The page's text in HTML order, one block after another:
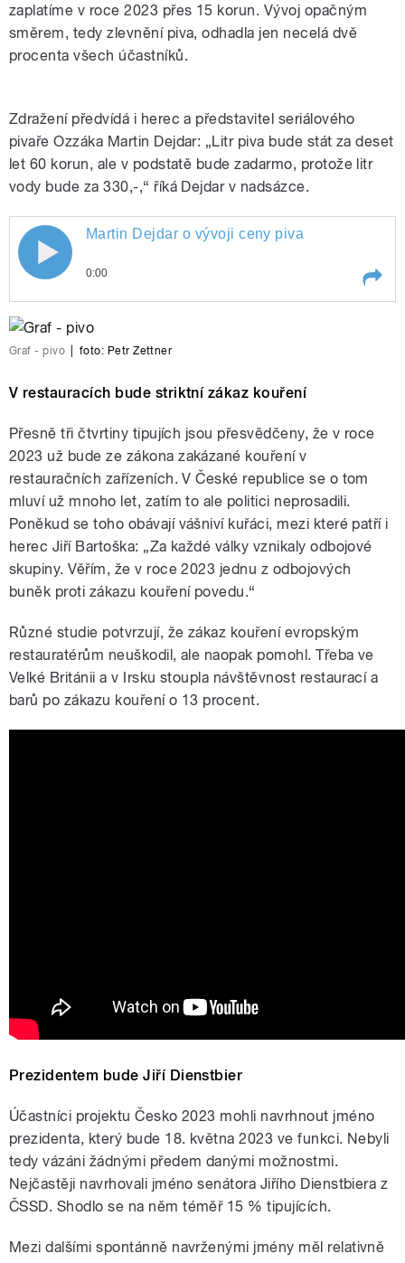
zaplatíme v roce 2023 přes 15 korun. Vývoj opačným
směrem, tedy zlevnění piva, odhadla jen necelá dvě
procenta všech účastníků.
Zdražení předvídá i herec a představitel seriálového
pivaře Ozzáka Martin Dejdar: „Litr piva bude stát za deset
let 60 korun, ale v podstatě bude zadarmo, protože litr
vody bude za 330,-,“ říká Dejdar v nadsázce.
Play /
pause
Martin Dejdar o vývoji ceny piva
0:00
Graf - pivo foto: Petr Zettner
V restauracích bude striktní zákaz kouření
Přesně tři čtvrtiny tipujích jsou přesvědčeny, že v roce
2023 už bude ze zákona zakázané kouření v
restauračních zařízeních. V České republice se o tom
mluví už mnoho let, zatím to ale politici neprosadili.
Poněkud se toho obávají vášniví kuřáci, mezi které patří i
herec Jiří Bartoška: „Za každé války vznikaly odbojové
skupiny. Věřím, že v roce 2023 jednu z odbojových
buněk proti zákazu kouření povedu.“
Různé studie potvrzují, že zákaz kouření evropským
restauratérům neuškodil, ale naopak pomohl. Třeba ve
Velké Británii a v Irsku stoupla návštěvnost restaurací a
barů po zákazu kouření o 13 procent.
Prezidentem bude Jiří Dienstbier
Účastníci projektu Česko 2023 mohli navrhnout jméno
prezidenta, který bude 18. května 2023 ve funkci. Nebyli
tedy vázáni žádnými předem danými možnostmi.
Nejčastěji navrhovali jméno senátora Jiřího Dienstbiera z
ČSSD. Shodlo se na něm téměř 15 % tipujících.
Mezi dalšími spontánně navrženými jmény měl relativně